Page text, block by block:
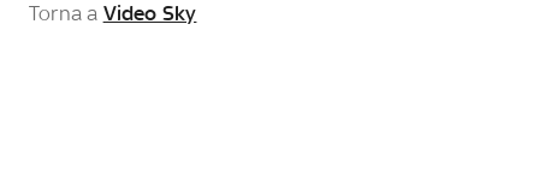
Torna a Video Sky